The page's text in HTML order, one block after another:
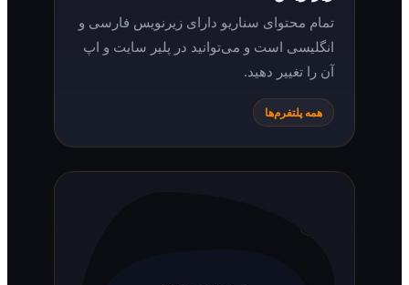
تمام محتوای سناریو دارای زیرنویس فارسی و
انگلیسی است و می‌توانید در پلیر سایت و اپ
آن را تغییر دهید.
همه پلتفرم‌ها